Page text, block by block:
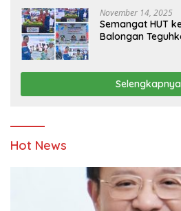
November 14, 2025
Semangat HUT
Balongan
Pendidikan
Selengkapnya
Hot News